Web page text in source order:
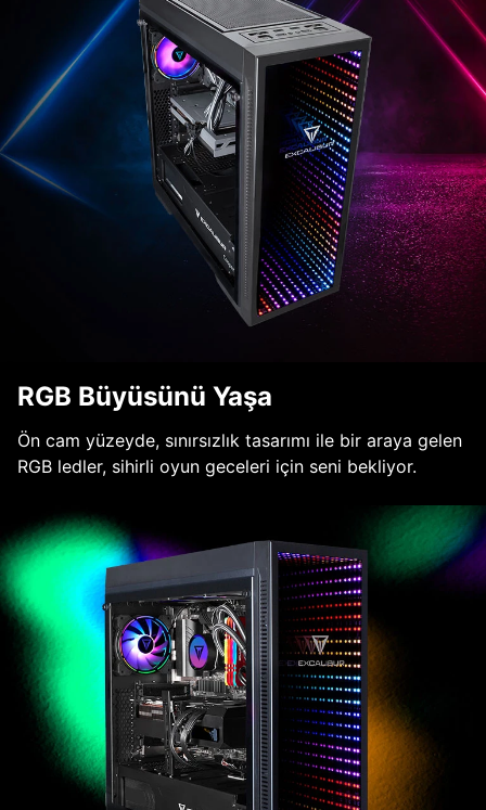
RGB Büyüsünü Yaşa
Ön cam yüzeyde, sınırsızlık tasarımı ile bir araya gelen
RGB ledler, sihirli oyun geceleri için seni bekliyor.